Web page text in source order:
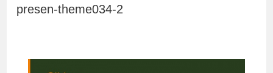
presen-theme034-2